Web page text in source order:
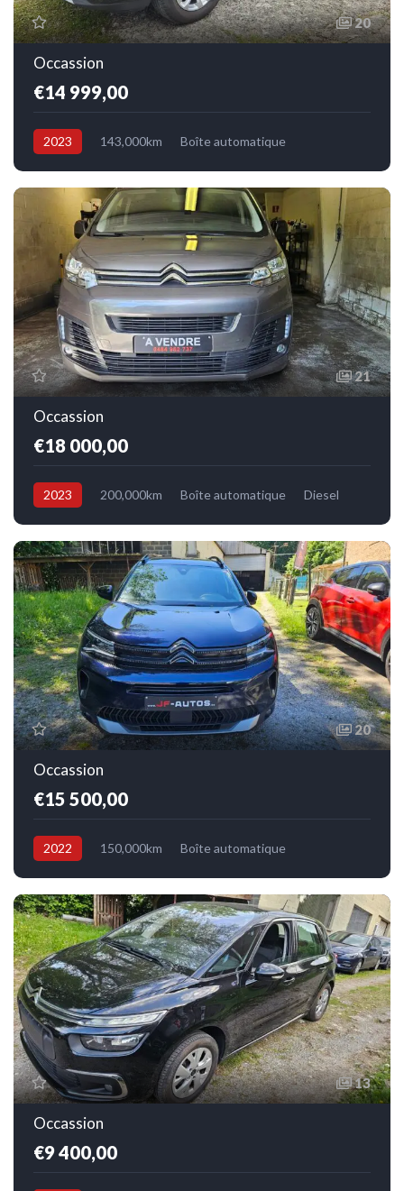
20
Occassion
€14 999,00
2023 143,000km
Boîte automatique
21
Occassion
€18 000,00
2023 200,000km Boîte automatique
Diesel
20
Occassion
€15 500,00
2022 150,000km
Boîte automatique
13
Occassion
€9 400,00